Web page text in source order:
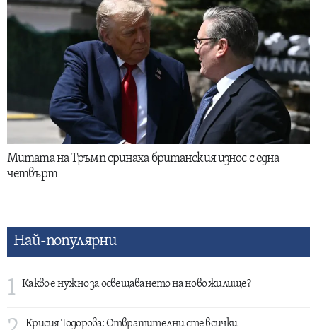
Митата на Тръмп сринаха британския износ с една
четвърт
Най-популярни
1 Какво е нужно за освещаването на ново жилище?
Крисия Тодорова: Отвратителни сте всички